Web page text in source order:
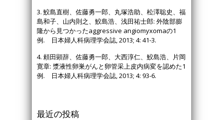
3. 鮫島直樹、佐藤勇一郎、丸塚浩助、松澤聡史、福
島和子、山内則之、鮫島浩、浅田祐士郎: 外陰部膨
隆から見つかったaggressive angiomyxomaの1
例. 日本婦人科病理学会誌, 2013; 4: 41-3.
4. 頼田顕辞、佐藤勇一郎、大西淳仁、鮫島浩、片岡
寛章: 漿液性卵巣がんと卵管采上皮内病変を認めた1
例. 日本婦人科病理学会誌, 2013; 4: 93-6.
最近の投稿